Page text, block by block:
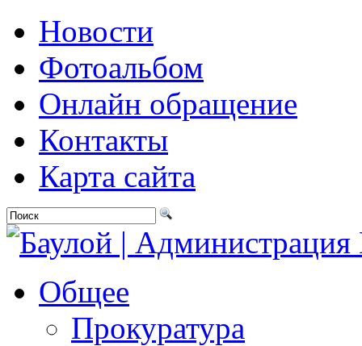
Новости
Фотоальбом
Онлайн обращение
Контакты
Карта сайта
Общее
Прокуратура